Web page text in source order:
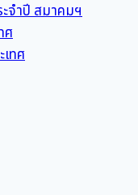
จำปี สมาคมฯ
ศ
ทศ